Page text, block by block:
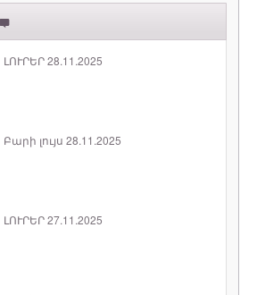
ԼՈՒՐԵՐ 28.11.2025
Բարի լույս 28.11.2025
ԼՈՒՐԵՐ 27.11.2025